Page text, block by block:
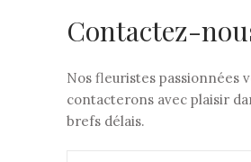
Contactez-
Nos fleuristes passionnées
contacterons avec plaisir
brefs délais.